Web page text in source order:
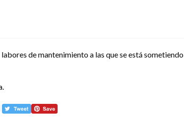
de mantenimiento a las que se está sometiendo